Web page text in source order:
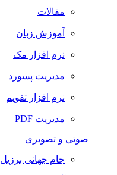
مقالات
آموزش زبان
نرم افزار مک
مدیریت پسورد
نرم افزار تقویم
مدیریت PDF
صوتی و تصویری
جام جهانی برزیل 2014